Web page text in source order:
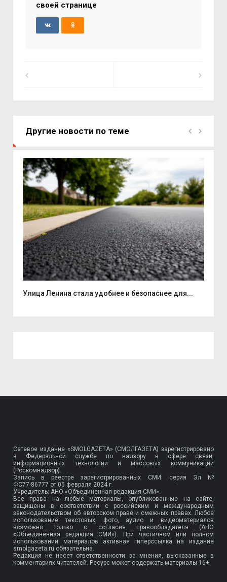
своей странице
Другие новости по теме
Улица Ленина стала удобнее и безопаснее для...
Сетевое издание «SMOLGAZETA» (СМОЛГАЗЕТА) зарегистрировано
в Федеральной службе по надзору в сфере связи,
информационных технологий и массовых коммуникаций
(Роскомнадзор).
Запись в реестре зарегистрированных СМИ: серия Эл №
ФС77-86777 от 05 февраля 2024 г.
Учредитель: АНО «Объединенная редакция СМИ».
Все права на любые материалы, опубликованные на сайте,
защищены в соответствии с российским и международным
законодательством об авторском праве и смежных правах. Любое
использование текстовых, фото, аудио и видеоматериалов
возможно только с согласия правообладателя (АНО
«Объединённая редакция СМИ»). При частичном или полном
использовании материалов активная гиперссылка на издание
smolgazeta.ru обязательна.
Редакция не несет ответственности за мнения, высказанные в
комментариях читателей. Ресурс может содержать материалы 16+.